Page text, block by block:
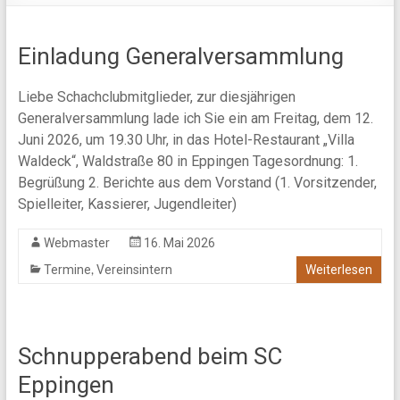
Einladung Generalversammlung
Liebe Schachclubmitglieder, zur diesjährigen
Generalversammlung lade ich Sie ein am Freitag, dem 12.
Juni 2026, um 19.30 Uhr, in das Hotel-Restaurant „Villa
Waldeck“, Waldstraße 80 in Eppingen Tagesordnung: 1.
Begrüßung 2. Berichte aus dem Vorstand (1. Vorsitzender,
Spielleiter, Kassierer, Jugendleiter)
Webmaster
16. Mai 2026
Termine, Vereinsintern Weiterlesen
Schnupperabend beim SC
Eppingen